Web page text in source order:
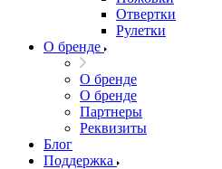
Отвертки
Рулетки
О бренде
О бренде
О бренде
Партнеры
Реквизиты
Блог
Поддержка